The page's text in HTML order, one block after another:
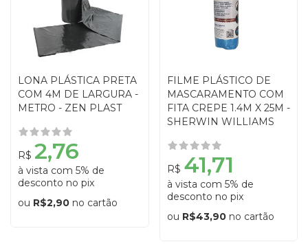
LONA PLÁSTICA PRETA
COM 4M DE LARGURA -
METRO - ZEN PLAST
R$ 2,76
à vista com 5% de
desconto no pix
ou R$2,90 no cartão
FILME PLÁSTICO DE
MASCARAMENTO COM
FITA CREPE 1.4M X 25M -
SHERWIN WILLIAMS
R$ 41,71
à vista com 5% de
desconto no pix
ou R$43,90no cartão